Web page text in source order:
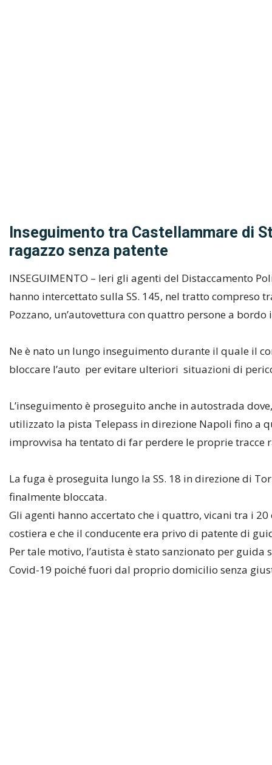
Inseguimento tra Castellammare di
ragazzo senza patente
INSEGUIMENTO – Ieri gli agenti del Distaccamento
hanno intercettato sulla SS. 145, nel tratto compreso
Pozzano, un’autovettura con quattro persone a
Ne è nato un lungo inseguimento durante il quale il
bloccare l’auto per evitare ulteriori situazioni di
L’inseguimento è proseguito anche in autostrada
utilizzato la pista Telepass in direzione Napoli fino a
improvvisa ha tentato di far perdere le proprie tracce
La fuga è proseguita lungo la SS. 18 in direzione di
finalmente bloccata.
Gli agenti hanno accertato che i quattro, vicani tra i
costiera e che il conducente era privo di patente di
Per tale motivo, l’autista è stato sanzionato per
Covid-19 poiché fuori dal proprio domicilio senza